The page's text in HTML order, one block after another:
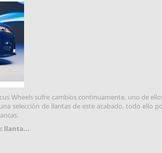
Wheels sufre cambios continuamente, uno de
selección de llantas de este acabado, todo ello
llanta...